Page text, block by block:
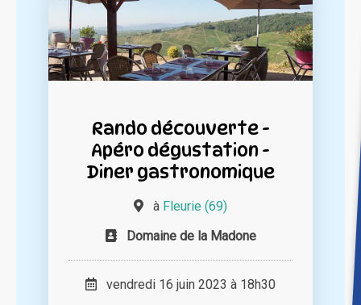
Rando découverte -
Apéro dégustation -
Diner gastronomique
à Fleurie (69)
Domaine de la Madone
vendredi 16 juin 2023 à 18h30